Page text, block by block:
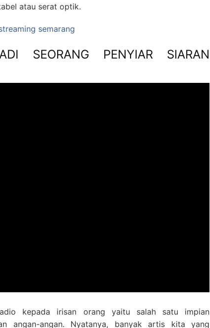
atau serat optik.
semarang
SEORANG PENYIAR SIARAN
kepada irisan orang yaitu salah satu impian
angan-angan. Nyatanya, banyak artis kita yang